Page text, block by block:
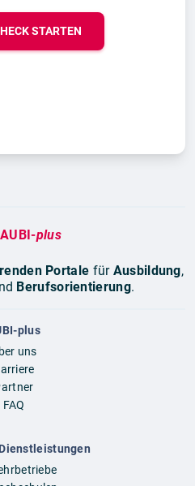
STARTEN
AUBI-plus
Portale für Ausbildung,
Berufsorientierung.
plus
uns
FAQ